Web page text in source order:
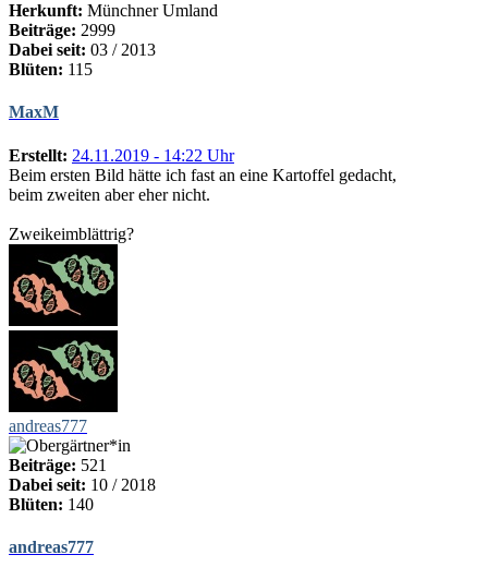
Herkunft: Münchner Umland
Beiträge: 2999
Dabei seit: 03 / 2013
Blüten: 115
MaxM
Erstellt: 24.11.2019 - 14:22 Uhr
Beim ersten Bild hätte ich fast an eine Kartoffel gedacht,
beim zweiten aber eher nicht.
Zweikeimblättrig?
andreas777
Beiträge: 521
Dabei seit: 10 / 2018
Blüten: 140
andreas777